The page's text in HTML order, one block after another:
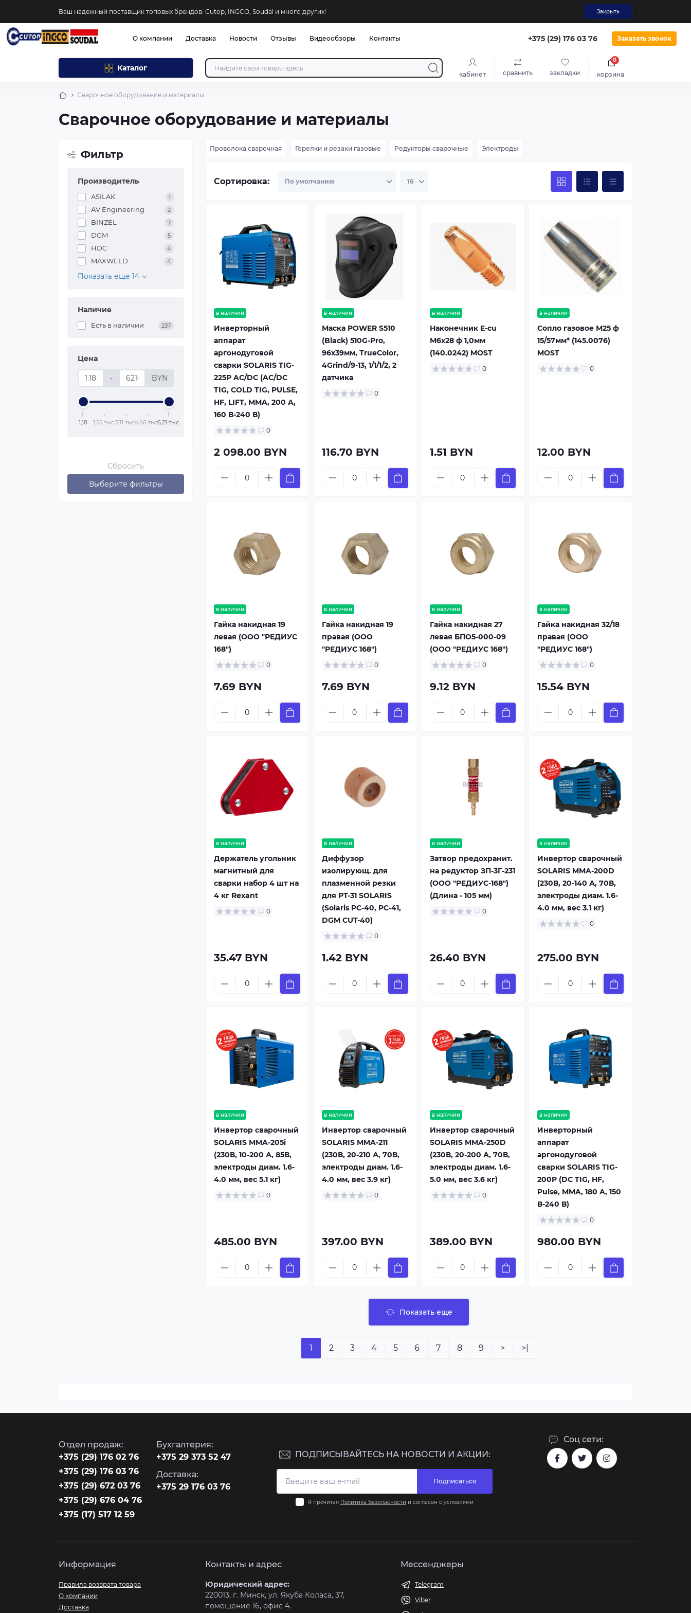
Ваш надежный поставщик топовых брендов: Cutop, INGCO, Soudal и много других! Закрыть
О компании Доставка Новости Отзывы Видеообзоры Контакты ‎+375 (29) 176 03 76 Заказать звонок
Каталог
кабинет сравнить закладки корзина
0
Сварочное оборудование и материалы
Сварочное оборудование и материалы
Фильтр
Производитель
ASILAK 1
AV Engineering 2
BINZEL 7
DGM 5
HDC 4
MAXWELD 4
Показать еще 14
Наличие
Есть в наличии 237
Цена
- BYN
1,18 1,55 тыс.3,11 тыс.4,66 тыс.6,21 тыс.
Сбросить
Выберите фильтры
Проволока сварочная Горелки и резаки газовые Редукторы сварочные Электроды
Сортировка:
в наличии
Инверторный
аппарат
аргонодуговой
сварки SOLARIS TIG-
225P AC/DC (AC/DC
TIG, COLD TIG, PULSE,
HF, LIFT, MMA, 200 A,
160 В-240 В)
0
2 098.00 BYN
в наличии
Маска POWER S510
(Black) 510G-Pro,
96х39мм, TrueColor,
4Grind/9-13, 1/1/1/2, 2
датчика
0
116.70 BYN
в наличии
Наконечник E-cu
М6х28 ф 1,0мм
(140.0242) MOST
0
1.51 BYN
в наличии
Сопло газовое М25 ф
15/57мм* (145.0076)
MOST
0
12.00 BYN
в наличии
Гайка накидная 19
левая (ООО "РЕДИУС
168")
0
7.69 BYN
в наличии
Гайка накидная 19
правая (ООО
"РЕДИУС 168")
0
7.69 BYN
в наличии
Гайка накидная 27
левая БПО5-000-09
(ООО "РЕДИУС 168")
0
9.12 BYN
в наличии
Гайка накидная 32/18
правая (ООО
"РЕДИУС 168")
0
15.54 BYN
в наличии
Держатель угольник
магнитный для
сварки набор 4 шт на
4 кг Rexant
0
35.47 BYN
в наличии
Диффузор
изолирующ. для
плазменной резки
для PT-31 SOLARIS
(Solaris PC-40, PC-41,
DGM CUT-40)
0
1.42 BYN
в наличии
Затвор предохранит.
на редуктор ЗП-3Г-231
(ООО "РЕДИУС-168")
(Длина - 105 мм)
0
26.40 BYN
в наличии
Инвертор сварочный
SOLARIS MMA-200D
(230В, 20-140 А, 70В,
электроды диам. 1.6-
4.0 мм, вес 3.1 кг)
0
275.00 BYN
в наличии
Инвертор сварочный
SOLARIS MMA-205i
(230В, 10-200 А, 85В,
электроды диам. 1.6-
4.0 мм, вес 5.1 кг)
0
485.00 BYN
в наличии
Инвертор сварочный
SOLARIS MMA-211
(230В, 20-210 А, 70В,
электроды диам. 1.6-
4.0 мм, вес 3.9 кг)
0
397.00 BYN
в наличии
Инвертор сварочный
SOLARIS MMA-250D
(230В, 20-200 А, 70В,
электроды диам. 1.6-
5.0 мм, вес 3.6 кг)
0
389.00 BYN
в наличии
Инверторный
аппарат
аргонодуговой
сварки SOLARIS TIG-
200P (DC TIG, HF,
Pulse, MMA, 180 A, 150
В-240 В)
0
980.00 BYN
Показать еще
1 2 3 4 5 6 7 8 9 > >|
Отдел продаж:
‎+375 (29) 176 02 76
+375 (29) 176 03 76
+375 (29) 672 03 76
+375 (29) 676 04 76
+375 (17) 517 12 59
Бухгалтерия:
+375 29 373 52 47
Доставка:
+375 29 176 03 76
Соц сети:
ПОДПИСЫВАЙТЕСЬ НА НОВОСТИ И АКЦИИ:
Подписаться
Я прочитал Политика Безопасности и согласен с условиями
Информация
Правила возврата товара
О компании
Доставка
Контакты и адрес
Юридический адрес:
220013, г. Минск, ул. Якуба Коласа, 37,
помещение 16, офис 4.
Мессенджеры
Telegram
Viber